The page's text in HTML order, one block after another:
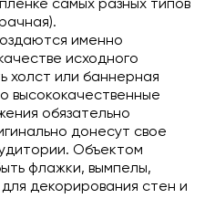
самых разных типов
именно
исходного
холст или баннерная
высококачественные
обязательно
донесут свое
Объектом
флажки, вымпелы,
декорирования стен и